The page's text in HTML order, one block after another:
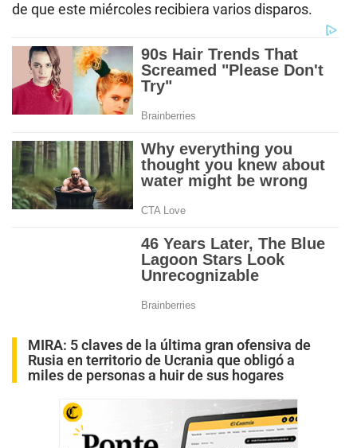
de que este miércoles recibiera varios disparos.
MIRA: 5 claves de la última gran ofensiva de
Rusia en territorio de Ucrania que obligó a
miles de personas a huir de sus hogares